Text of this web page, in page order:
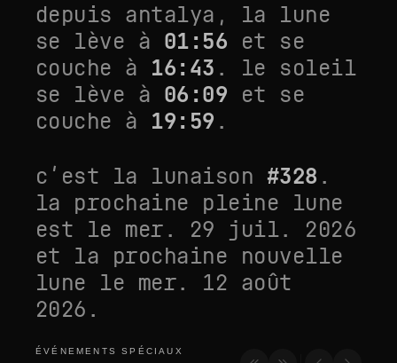
depuis antalya , la lune
se lève à 01:56 et se
couche à 16:43 . le soleil
se lève à 06:09 et se
couche à 19:59 .
c’est la lunaison #328 .
la prochaine pleine lune
est le mer. 29 juil. 2026
et la prochaine nouvelle
lune le mer. 12 août
2026 .
événements spéciaux
ÉVÉNEMENTS SPÉCIAUX